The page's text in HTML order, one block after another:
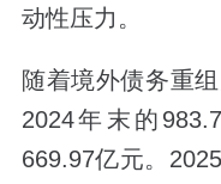
动性压力。
随着境外债务重
2024年末的
669.97亿元。